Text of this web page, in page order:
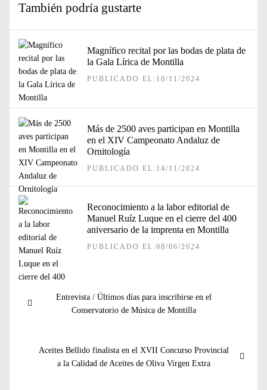
También podría gustarte
Magnífico recital por las bodas de plata de
la Gala Lírica de Montilla
PUBLICADO EL:10/11/2024
Más de 2500 aves participan en Montilla
en el XIV Campeonato Andaluz de
Ornitología
PUBLICADO EL:14/11/2024
Reconocimiento a la labor editorial de
Manuel Ruíz Luque en el cierre del 400
aniversario de la imprenta en Montilla
PUBLICADO EL:08/06/2024
de
Entrada
anterior:
Entrevista / Últimos días para inscribirse en el
Conservatorio de Música de Montilla
Entrada
siguiente:
Aceites Bellido finalista en el XVII Concurso Provincial
a la Calidad de Aceites de Oliva Virgen Extra